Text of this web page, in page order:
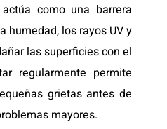
como una barrera
humedad, los rayos UV y
las superficies con el
regularmente permite
grietas antes de
mayores.